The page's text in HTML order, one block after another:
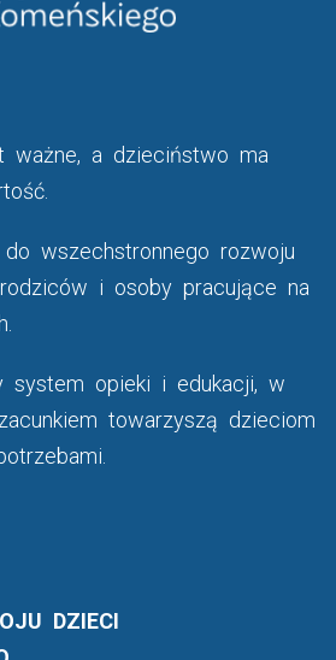
ważne, a dzieciństwo ma
wszechstronnego rozwoju
i osoby pracujące na
system opieki i edukacji, w
towarzyszą dzieciom
DZIECI